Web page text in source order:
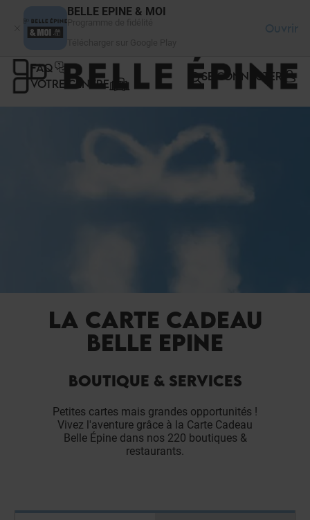
BELLE EPINE & MOI
Ouvrir
FAQ
VOTRE CENTRE
SE CONNECTER
LA CARTE CADEAU
BELLE EPINE
BOUTIQUE & SERVICES
Petites cartes mais grandes opportunités !
Vivez l'aventure grâce à la Carte Cadeau
Belle Épine dans nos 220 boutiques &
restaurants.
Panneau de gestion des cookies